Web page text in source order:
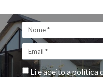
Li e aceito apolítica